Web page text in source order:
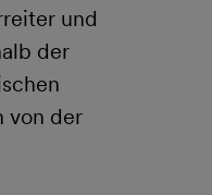
und
der
von der